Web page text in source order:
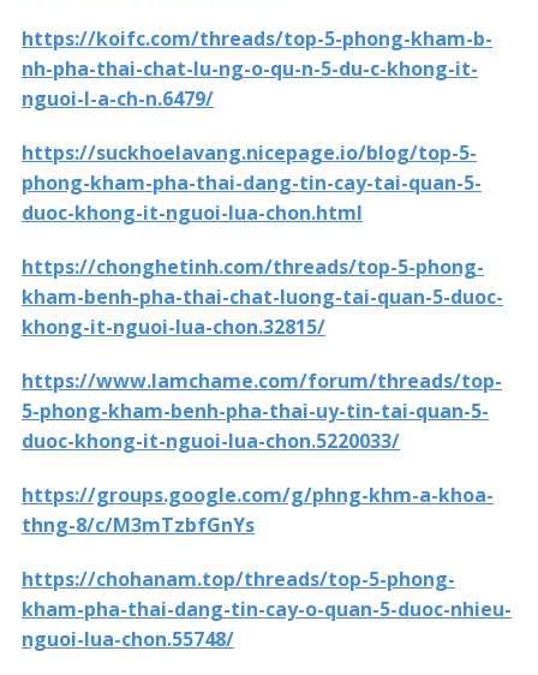
https://koifc.com/threads/top-5-phong-kham-b-
nh-pha-thai-chat-lu-ng-o-qu-n-5-du-c-khong-it-
nguoi-l-a-ch-n.6479/
https://suckhoelavang.nicepage.io/blog/top-5-
phong-kham-pha-thai-dang-tin-cay-tai-quan-5-
duoc-khong-it-nguoi-lua-chon.html
https://chonghetinh.com/threads/top-5-phong-
kham-benh-pha-thai-chat-luong-tai-quan-5-duoc-
khong-it-nguoi-lua-chon.32815/
https://www.lamchame.com/forum/threads/top-
5-phong-kham-benh-pha-thai-uy-tin-tai-quan-5-
duoc-khong-it-nguoi-lua-chon.5220033/
https://groups.google.com/g/phng-khm-a-khoa-
thng-8/c/M3mTzbfGnYs
https://chohanam.top/threads/top-5-phong-
kham-pha-thai-dang-tin-cay-o-quan-5-duoc-nhieu-
nguoi-lua-chon.55748/